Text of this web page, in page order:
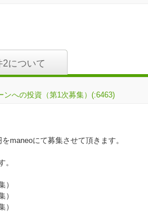
2について
ンへの投資（第1次募集）(:6463)
maneoにて募集させて頂きます。
。
）
）
）